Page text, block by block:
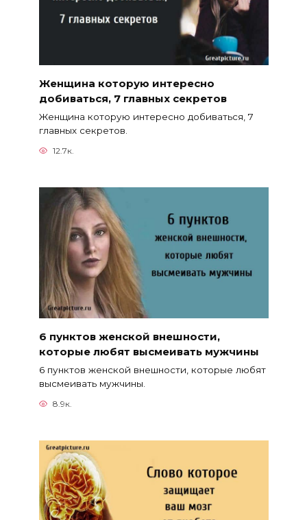
Женщина которую интересно
добиваться, 7 главных секретов
Женщина которую интересно добиваться, 7
главных секретов.
12.7к.
6 пунктов женской внешности,
которые любят высмеивать мужчины
6 пунктов женской внешности, которые любят
высмеивать мужчины.
8.9к.